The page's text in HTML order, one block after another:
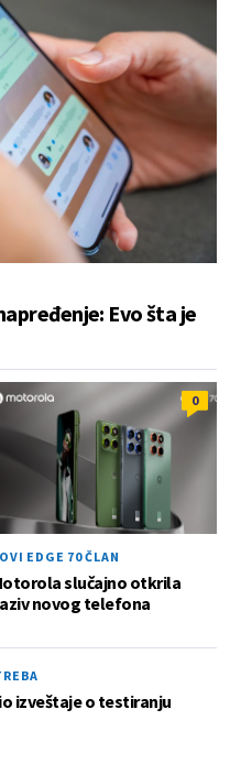
Evo šta je
0
EDGE 70 ČLAN
slučajno otkrila
novog telefona
izveštaje o testiranju